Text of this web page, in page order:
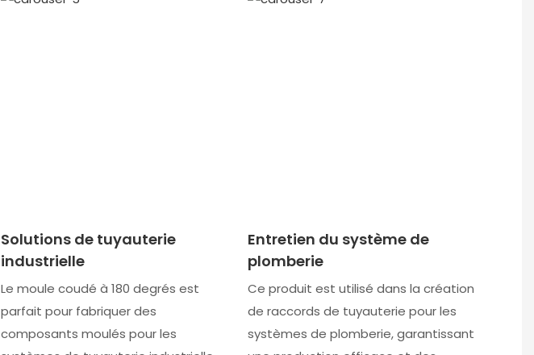
Solutions de tuyauterie
industrielle
Le moule coudé à 180 degrés est
parfait pour fabriquer des
composants moulés pour les
Entretien du système de
plomberie
Ce produit est utilisé dans la création
de raccords de tuyauterie pour les
systèmes de plomberie, garantissant